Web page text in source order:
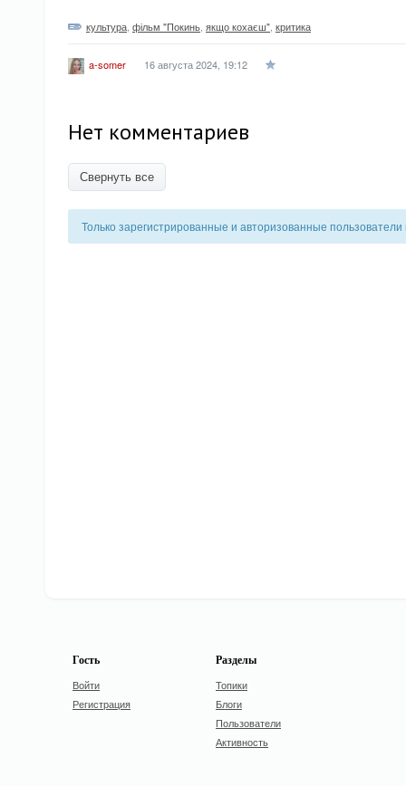
культура фільм "Покинь якщо кохаєш" критика
a-somer 16 августа 2024, 19:12
Нет комментариев
Свернуть все
Только зарегистрированные и авторизованные
Гость
Войти
Регистрация
Разделы
Топики
Блоги
Пользователи
Активность